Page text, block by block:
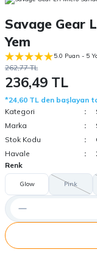
Savage Gear
Yem
5.0 Puan - 5
262,77 TL
236,49 TL
*24,60 TL den başlayan
Kategori
Marka
Stok Kodu
Havale
Renk
Glow Pink